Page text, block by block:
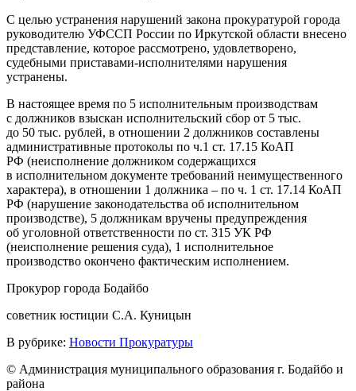
С целью устранения нарушений закона прокуратурой города
руководителю УФССП России по Иркутской области внесено
представление, которое рассмотрено, удовлетворено,
судебными приставами-исполнителями нарушения
устранены.
В настоящее время по 5 исполнительным производствам
с должников взыскан исполнительский сбор от 5 тыс.
до 50 тыс. рублей, в отношении 2 должников составлены
административные протоколы по ч.1 ст. 17.15 КоАП
РФ (неисполнение должником содержащихся
в исполнительном документе требований неимущественного
характера), в отношении 1 должника – по ч. 1 ст. 17.14 КоАП
РФ (нарушение законодательства об исполнительном
производстве), 5 должникам вручены предупреждения
об уголовной ответственности по ст. 315 УК РФ
(неисполнение решения суда), 1 исполнительное
производство окончено фактическим исполнением.
Прокурор города Бодайбо
советник юстиции С.А. Куницын
В рубрике: Новости Прокуратуры
© Администрация муниципального образования г. Бодайбо и
района